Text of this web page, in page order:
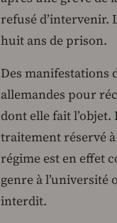
refusé d’intervenir.
huit ans de prison.
Des manifestations
allemandes pour
dont elle fait
traitement réservé
régime est en effet
genre à l’université
interdit.